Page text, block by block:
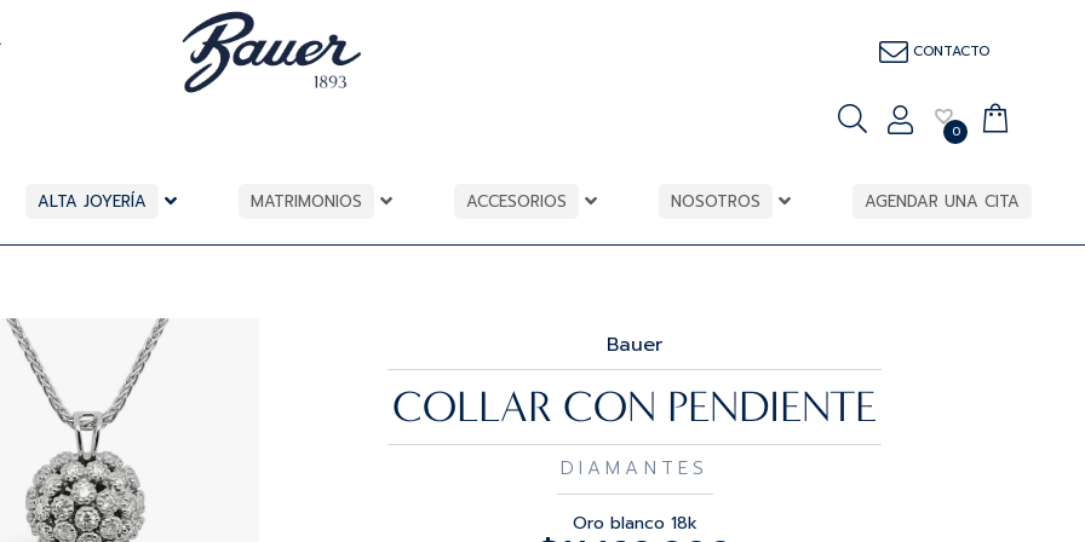
CONTACTO
0
ALTA JOYERÍA MATRIMONIOS ACCESORIOS NOSOTROS AGENDAR UNA CITA
Bauer
COLLAR CON PENDIENTE
DIAMANTES
Oro blanco 18k